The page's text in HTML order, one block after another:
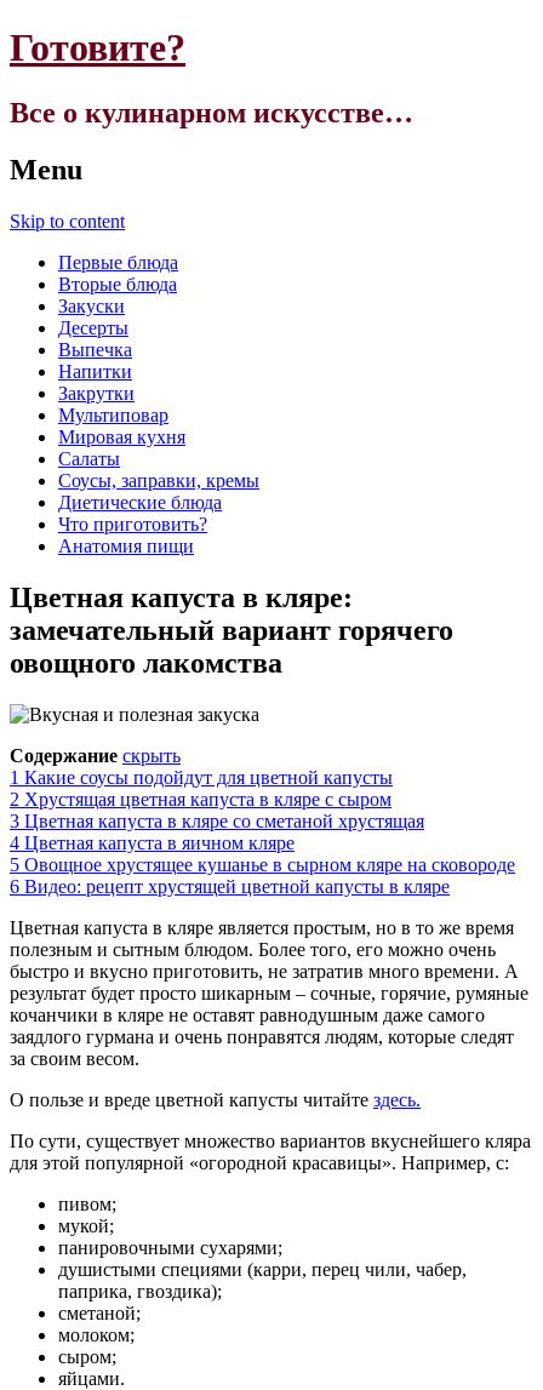
Готовите?
Все о кулинарном искусстве…
Menu
Skip to content
Первые блюда
Вторые блюда
Закуски
Десерты
Выпечка
Напитки
Закрутки
Мультиповар
Мировая кухня
Салаты
Соусы, заправки, кремы
Диетические блюда
Что приготовить?
Анатомия пищи
Цветная капуста в кляре:
замечательный вариант горячего
овощного лакомства
Содержание скрыть
1 Какие соусы подойдут для цветной капусты
2 Хрустящая цветная капуста в кляре с сыром
3 Цветная капуста в кляре со сметаной хрустящая
4 Цветная капуста в яичном кляре
5 Овощное хрустящее кушанье в сырном кляре на сковороде
6 Видео: рецепт хрустящей цветной капусты в кляре
Цветная капуста в кляре является простым, но в то же время
полезным и сытным блюдом. Более того, его можно очень
быстро и вкусно приготовить, не затратив много времени. А
результат будет просто шикарным – сочные, горячие, румяные
кочанчики в кляре не оставят равнодушным даже самого
заядлого гурмана и очень понравятся людям, которые следят
за своим весом.
О пользе и вреде цветной капусты читайте здесь.
По сути, существует множество вариантов вкуснейшего кляра
для этой популярной «огородной красавицы». Например, с:
пивом;
мукой;
панировочными сухарями;
душистыми специями (карри, перец чили, чабер,
паприка, гвоздика);
сметаной;
молоком;
сыром;
яйцами.